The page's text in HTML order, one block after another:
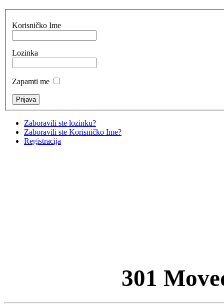
Korisničko Ime
Lozinka
Zapamti me
Zaboravili ste lozinku?
Zaboravili ste Korisničko Ime?
Registracija
301